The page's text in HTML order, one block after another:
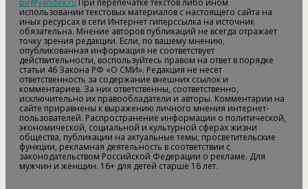
bir@yandex.ru При перепечатке текстов либо ином
использовании текстовых материалов с настоящего сайта на
иных ресурсах в сети Интернет гиперссылка на источник
обязательна. Мнение авторов публикаций не всегда отражает
точку зрения редакции. Если, по вашему мнению,
опубликованная информация не соответствует
действительности, воспользуйтесь правом на ответ в порядке
статьи 46 Закона РФ «О СМИ». Редакция не несет
ответственность за содержание внешних ссылок и
комментариев. За них ответственны, соответственно,
исключительно их правообладатели и авторы. Комментарии на
сайте приравнены к выражению личного мнения интернет-
пользователей. Распространение информации о политической,
экономической, социальной и культурной сферах жизни
общества, публикации на актуальные темы, просветительские
функции, рекламная деятельность в соответствии с
законодательством Российской Федерации о рекламе. Для
мужчин и женщин. 16+ для детей старше 16 лет.